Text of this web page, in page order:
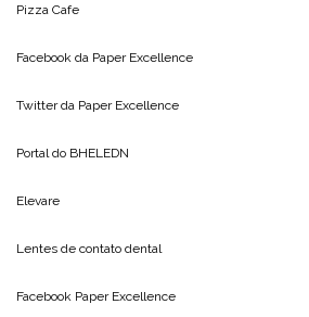
Pizza Cafe
Facebook da Paper Excellence
Twitter da Paper Excellence
Portal do BHELEDN
Elevare
Lentes de contato dental
Facebook Paper Excellence